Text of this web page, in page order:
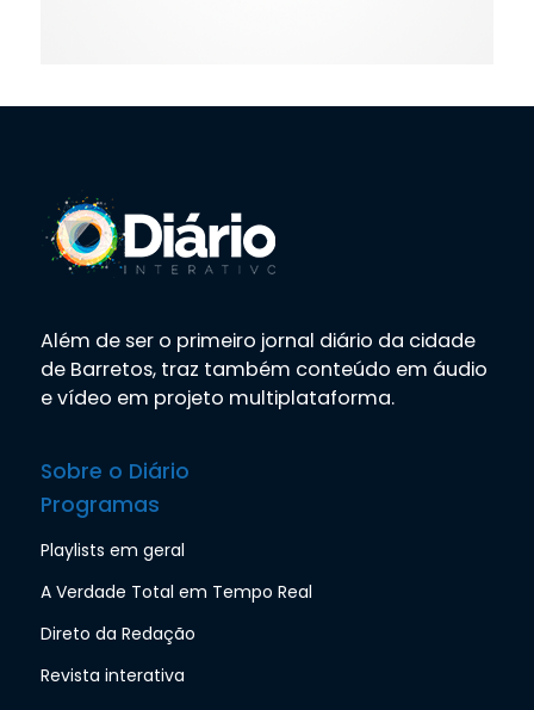
Além de ser o primeiro jornal diário da cidade
de Barretos, traz também conteúdo em áudio
e vídeo em projeto multiplataforma.
Sobre o Diário
Programas
Playlists em geral
A Verdade Total em Tempo Real
Direto da Redação
Revista interativa